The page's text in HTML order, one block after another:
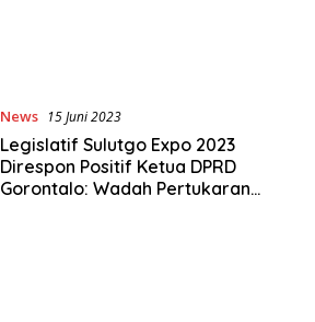
News 15 Juni 2023
Legislatif Sulutgo Expo 2023
Direspon Positif Ketua DPRD
Gorontalo: Wadah Pertukaran